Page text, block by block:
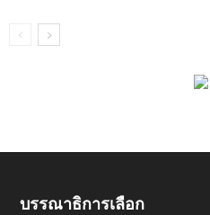
บรรณาธิการเลือก